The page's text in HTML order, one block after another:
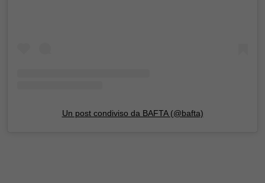
Un post condiviso da BAFTA (@bafta)